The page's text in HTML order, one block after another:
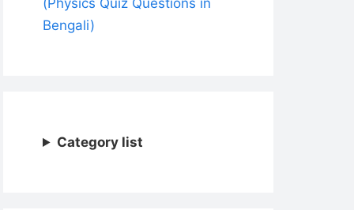
(Physics Quiz Questions in
Bengali)
Category list